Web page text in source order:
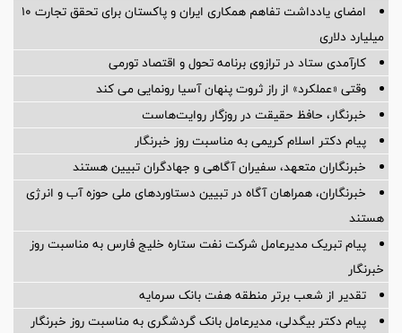
امضای یادداشت تفاهم همکاری ایران و پاکستان برای تحقق تجارت ۱۰
میلیارد دلاری
کارآمدی ستاد در ترازوی برنامه تحول و اقتصاد تورمی
وقتی «عملکرد» از راز ثروت پنهان آسیا رونمایی می کند
خبرنگار، حافظ حقیقت در روزگار روایت‌هاست
پیام دکتر اسلام کریمی به مناسبت روز خبرنگار
خبرنگاران متعهد، سفیران آگاهی و جهادگران تبیین هستند
خبرنگاران، همراهان آگاه در تبیین دستاوردهای ملی حوزه آب و انرژی
هستند
پیام تبریک مدیرعامل شرکت نفت ستاره خلیج فارس به مناسبت روز
خبرنگار
تقدیر از شعب برتر منطقه هفت بانک سرمایه
پیام دکتر بیگدلی، مدیرعامل بانک گردشگری به مناسبت روز خبرنگار